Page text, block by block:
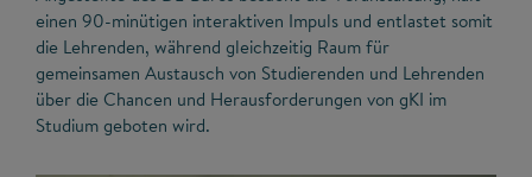
einen 90-minütigen interaktiven Impuls und entlastet somit
die Lehrenden, während gleichzeitig Raum für
gemeinsamen Austausch von Studierenden und Lehrenden
über die Chancen und Herausforderungen von gKI im
Studium geboten wird.